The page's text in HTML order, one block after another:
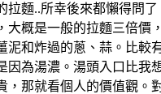
麵..所幸後來都懶得問
概是一般的拉麵三倍價
和炸過的蔥、蒜。比較
為湯濃。湯頭入口比我
那就看個人的價值觀。